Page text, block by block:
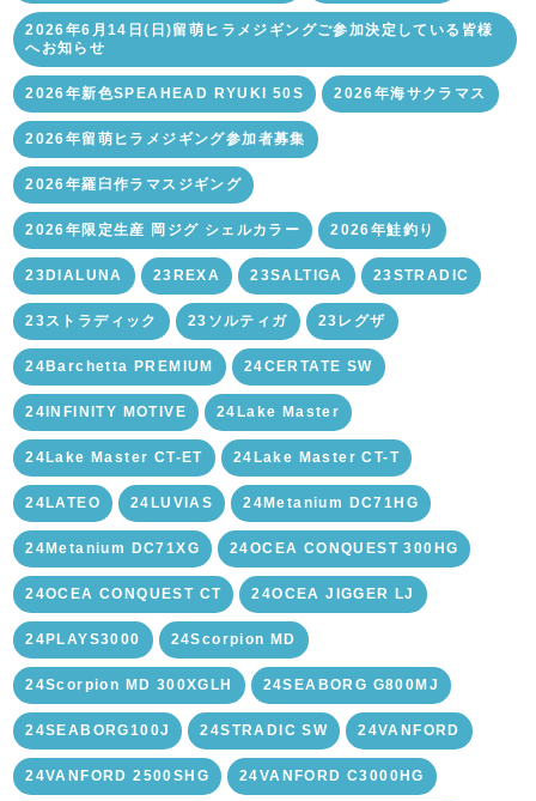
2026年6月14日(日)留萌ヒラメジギングご参加決定している皆様
へお知らせ
2026年新色SPEAHEAD RYUKI 50S 2026年海サクラマス
2026年留萌ヒラメジギング参加者募集
2026年羅臼作ラマスジギング
2026年限定生産 岡ジグ シェルカラー 2026年鮭釣り
23DIALUNA 23REXA 23SALTIGA 23STRADIC
23ストラディック 23ソルティガ 23レグザ
24Barchetta PREMIUM 24CERTATE SW
24INFINITY MOTIVE 24Lake Master
24Lake Master CT-ET 24Lake Master CT-T
24LATEO 24LUVIAS 24Metanium DC71HG
24Metanium DC71XG 24OCEA CONQUEST 300HG
24OCEA CONQUEST CT 24OCEA JIGGER LJ
24PLAYS3000 24Scorpion MD
24Scorpion MD 300XGLH 24SEABORG G800MJ
24SEABORG100J 24STRADIC SW 24VANFORD
24VANFORD 2500SHG 24VANFORD C3000HG